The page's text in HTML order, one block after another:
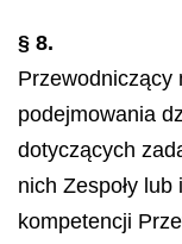
§ 8.
Przewodniczący
podejmowania
dotyczących
nich Zespoły
kompetencji